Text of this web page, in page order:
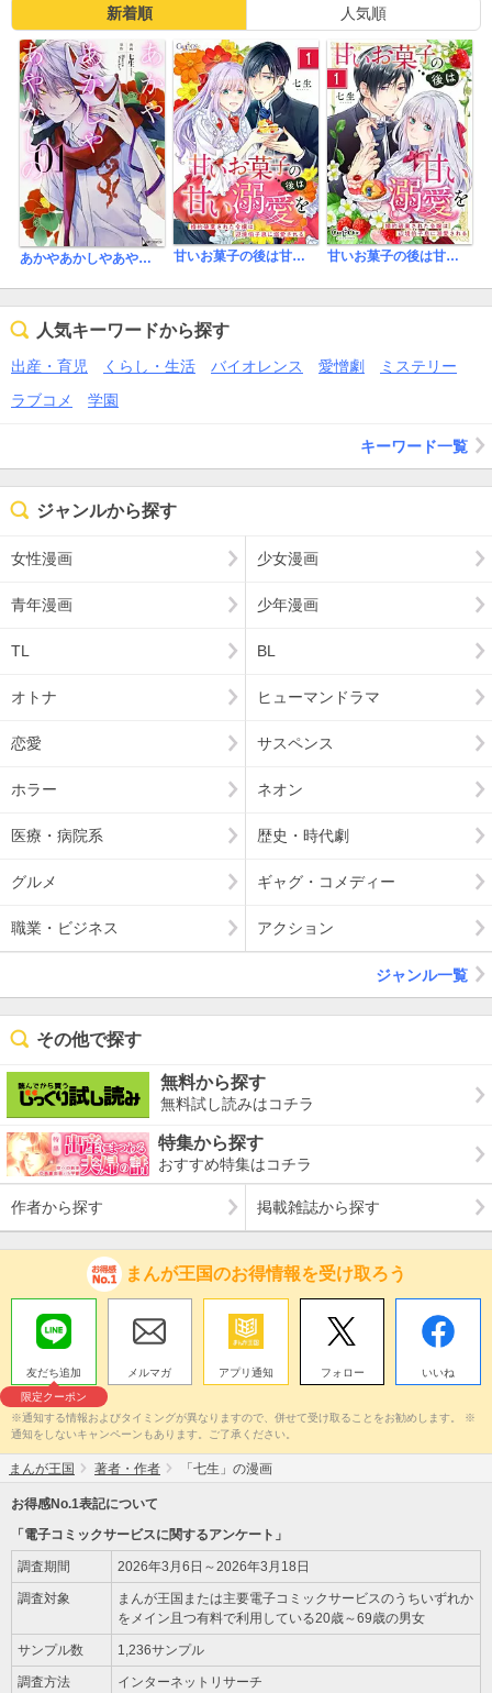
1巻であまり自分にはハマらなかったけど、2人の関係性がどう運ば
れていくのか気になり2巻も買ってしまったので続きが出たら3巻も
読むつもりです！！
新着順 人気順
あかやあかしやあやかしの 【タテスク】 甘いお菓子の後は甘い溺愛を～婚約破棄された令嬢は辺境伯子息に溺愛される～【合冊版】 甘いお菓子の後は甘い溺愛を～婚約破棄された令嬢は辺境伯子息に溺愛される～
人気キーワードから探す
出産・育児 くらし・生活 バイオレンス 愛憎劇
ミステリー
ラブコメ
学園
キーワード一覧
ジャンルから探す
女性漫画 少女漫画
青年漫画 少年漫画
TL BL
オトナ ヒューマンドラマ
恋愛 サスペンス
ホラー ネオン
医療・病院系 歴史・時代劇
グルメ ギャグ・コメディー
職業・ビジネス アクション
ジャンル一覧
その他で探す
無料から探す
無料試し読みはコチラ
特集から探す
おすすめ特集はコチラ
作者から探す 掲載雑誌から探す
まんが王国のお得情報を受け取ろう
友だち追加
限定クーポン
メルマガ アプリ通知 フォロー いいね
※通知する情報およびタイミングが異なりますので、併せて受け取ることをお勧めします。 ※
通知をしないキャンペーンもあります。ご了承ください。
まんが王国 著者・作者 「七生」の漫画
お得感No.1表記について
「電子コミックサービスに関するアンケート」
調査期間 2026年3月6日～2026年3月18日
調査対象
まんが王国または主要電子コミックサービスのうちいずれか
をメイン且つ有料で利用している20歳～69歳の男女
サンプル数 1,236サンプル
調査方法 インターネットリサーチ